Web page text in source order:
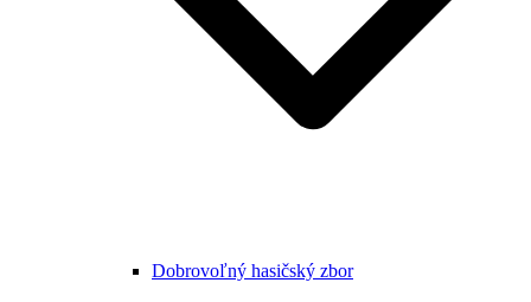
Dobrovoľný hasičský zbor